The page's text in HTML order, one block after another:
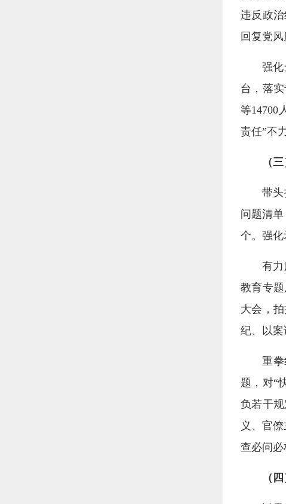
违反政
回复党风
强
台，落
等14700
责任”不
（
带
问题清
个。强化
有
教育专
大会，
纪、以案
重
题，对“
负若干
义、官
查必问必
（